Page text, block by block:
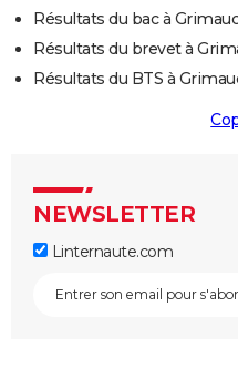
Résultats du bac à
Résultats du brevet à
Résultats du BTS à
NEWSLETTER
Linternaute.com